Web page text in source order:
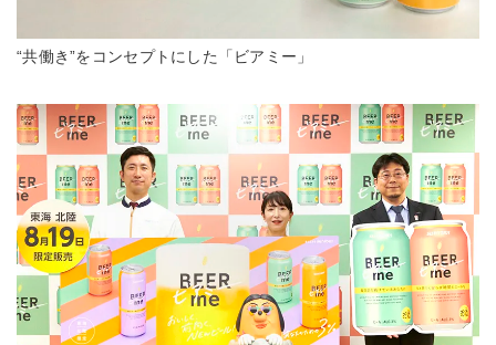
“共働き”をコンセプトにした「ビアミー」